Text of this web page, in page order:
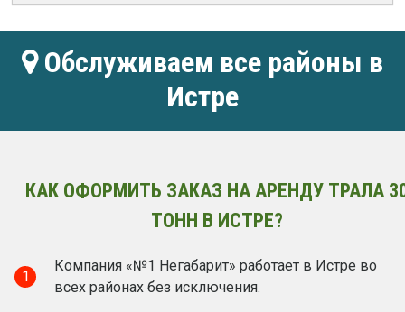
Обслуживаем все районы в
Истре
КАК ОФОРМИТЬ ЗАКАЗ НА АРЕНДУ ТРАЛА
ТОНН В ИСТРЕ?
1
Компания «№1 Негабарит» работает в Истре во
всех районах без исключения.